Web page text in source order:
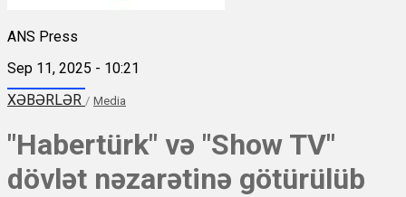
ANS Press
Sep 11, 2025 - 10:21
XƏBƏRLƏR / Media
"Habertürk" və "Show TV"
dövlət nəzarətinə götürülüb